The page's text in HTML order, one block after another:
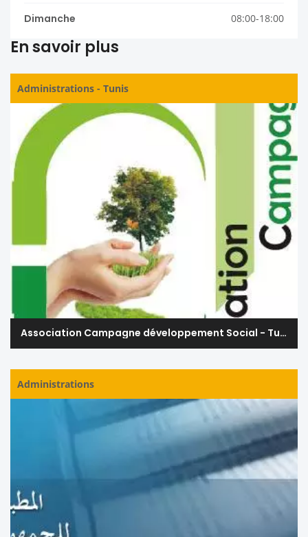
Dimanche 08:00-18:00
En savoir plus
Administrations - Tunis
Association Campagne développement Social - Tunisie
Administrations